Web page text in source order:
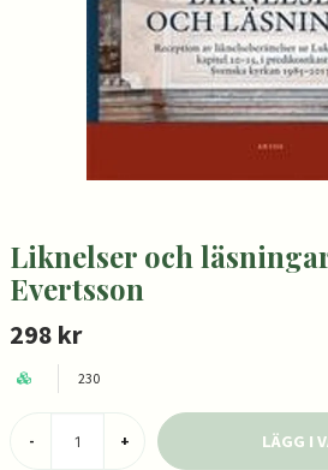
Liknelser och
Evertsson
298 kr
230
- + LÄGG I